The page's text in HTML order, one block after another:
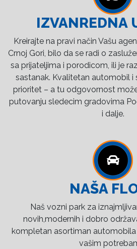
IZVANREDNA
Kreirajte na pravi način Vašu
Crnoj Gori, bilo da se radi o
sa prijateljima i porodicom, ili je
sastanak. Kvalitetan automobil i
prioritet – a tu odgovornost
putovanju sledecim gradovima
i dalje.
NAŠA
Naš vozni park za
novih,modernih i dobro
kompletan asortiman
vašim